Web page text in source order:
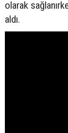
olarak
aldı.